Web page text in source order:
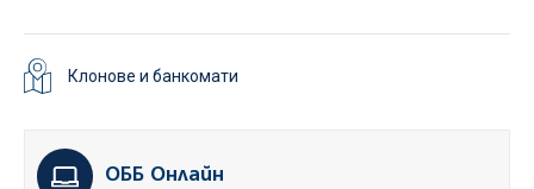
Клонове и банкомати
ОББ Онлайн